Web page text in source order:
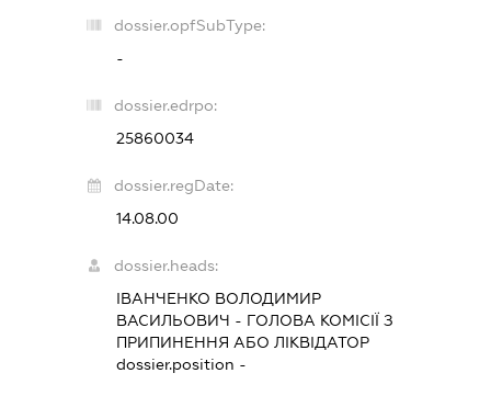
dossier.opfSubType:
-
dossier.edrpo:
25860034
dossier.regDate:
14.08.00
dossier.heads:
ІВАНЧЕНКО ВОЛОДИМИР
ВАСИЛЬОВИЧ - ГОЛОВА КОМІСІЇ З
ПРИПИНЕННЯ АБО ЛІКВІДАТОР
dossier.position -